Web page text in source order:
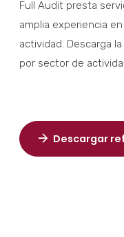
Full Audit presta
amplia experiencia
actividad. Descarga
Descargar